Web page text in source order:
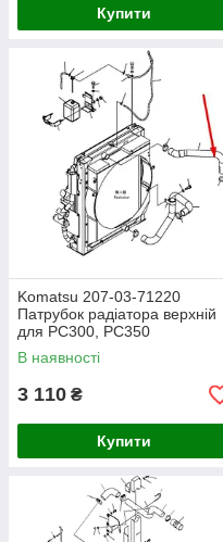
Купити
Komatsu 207-03-71220
Патрубок радіатора верхній
для PC300, PC350
В наявності
3 110 ₴
Купити